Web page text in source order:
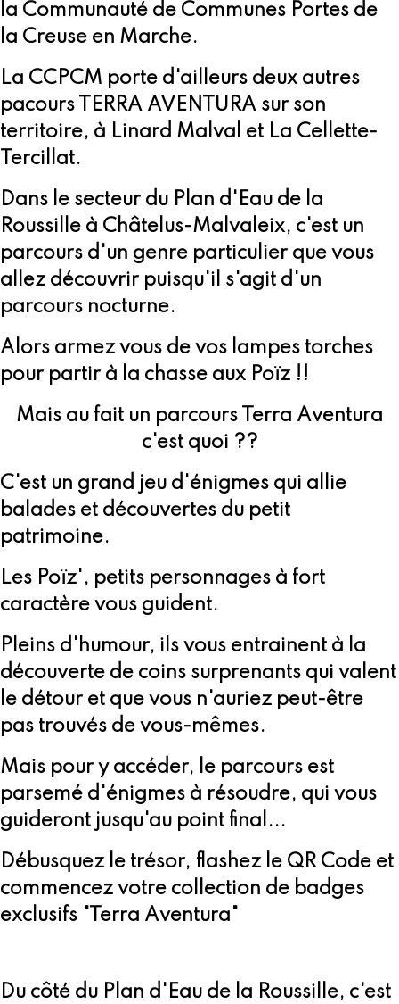
la Communauté de Communes Portes de
la Creuse en Marche.
La CCPCM porte d'ailleurs deux autres
pacours TERRA AVENTURA sur son
territoire, à Linard Malval et La Cellette-
Tercillat.
Dans le secteur du Plan d'Eau de la
Roussille à Châtelus-Malvaleix, c'est un
parcours d'un genre particulier que vous
allez découvrir puisqu'il s'agit d'un
parcours nocturne.
Alors armez vous de vos lampes torches
pour partir à la chasse aux Poïz !!
Mais au fait un parcours Terra Aventura
c'est quoi ??
C'est un grand jeu d'énigmes qui allie
balades et découvertes du petit
patrimoine.
Les Poïz', petits personnages à fort
caractère vous guident.
Pleins d'humour, ils vous entrainent à la
découverte de coins surprenants qui valent
le détour et que vous n'auriez peut-être
pas trouvés de vous-mêmes.
Mais pour y accéder, le parcours est
parsemé d'énigmes à résoudre, qui vous
guideront jusqu'au point final...
Débusquez le trésor, flashez le QR Code et
commencez votre collection de badges
exclusifs "Terra Aventura"
Du côté du Plan d'Eau de la Roussille, c'est